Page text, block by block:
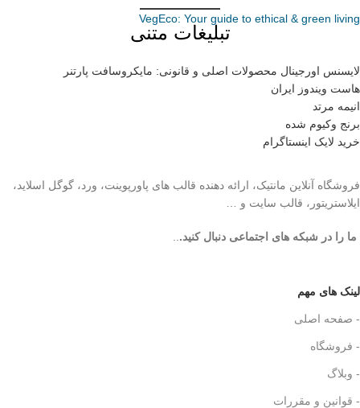
VegEco: Your guide to ethical & green living
تبلیغات متنی
لایسنس اورجینال محصولات اصلی و قانونی: مایکروسافت پارتنر
هاست ویندوز ایران
انیمه مرتد
برنج وکیوم شده
خرید لایک اینستاگرام
فروشگاه آنلاین مانتیک، ارائه دهنده قالب های پاورپوینت، ورد، گوگل اسلاید،
ایلاستریتور، قالب سایت و …
ما را در شبکه های اجتماعی دنبال کنید.
لینک های مهم
- صفحه اصلی
- فروشگاه
- وبلاگ
- قوانین و مقررات